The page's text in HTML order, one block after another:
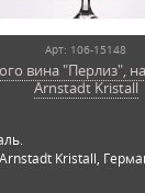
Арт: 106-15148
вина "Перлиз",
Arnstadt Kristall
Kristall,